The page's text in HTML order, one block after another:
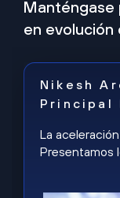
Manténgase
en evolución
Nikesh
Principal
La
Presentamos